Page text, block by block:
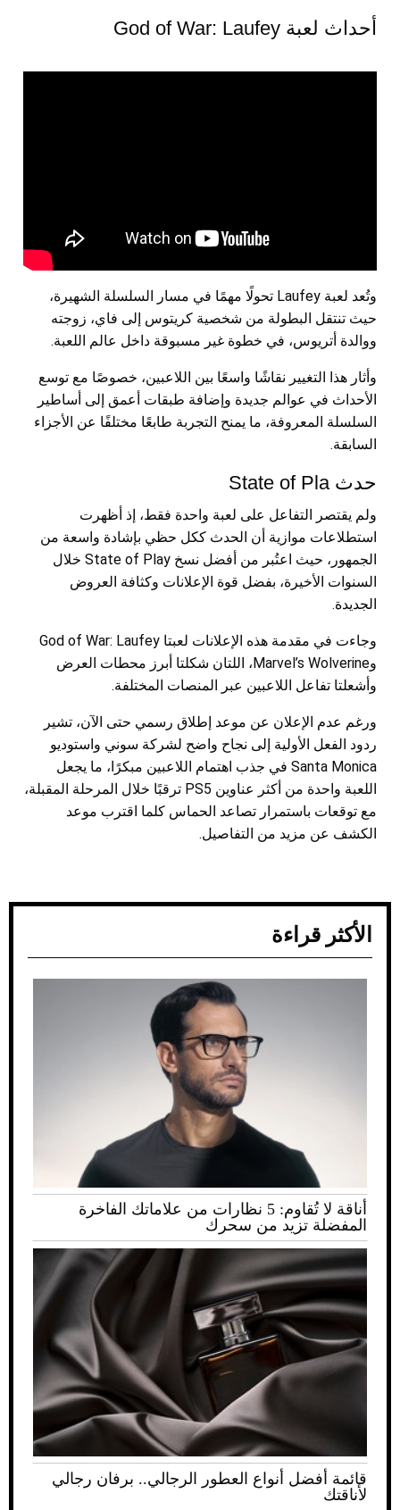
أحداث لعبة God of War: Laufey
وتُعد لعبة Laufey تحولًا مهمًا في مسار السلسلة الشهيرة،
حيث تنتقل البطولة من شخصية كريتوس إلى فاي، زوجته
ووالدة أتريوس، في خطوة غير مسبوقة داخل عالم اللعبة.
وأثار هذا التغيير نقاشًا واسعًا بين اللاعبين، خصوصًا مع توسع
الأحداث في عوالم جديدة وإضافة طبقات أعمق إلى أساطير
السلسلة المعروفة، ما يمنح التجربة طابعًا مختلفًا عن الأجزاء
السابقة.
حدث State of Pla
ولم يقتصر التفاعل على لعبة واحدة فقط، إذ أظهرت
استطلاعات موازية أن الحدث ككل حظي بإشادة واسعة من
الجمهور، حيث اعتُبر من أفضل نسخ State of Play خلال
السنوات الأخيرة، بفضل قوة الإعلانات وكثافة العروض
الجديدة.
وجاءت في مقدمة هذه الإعلانات لعبتا God of War: Laufey
وMarvel’s Wolverine، اللتان شكلتا أبرز محطات العرض
وأشعلتا تفاعل اللاعبين عبر المنصات المختلفة.
ورغم عدم الإعلان عن موعد إطلاق رسمي حتى الآن، تشير
ردود الفعل الأولية إلى نجاح واضح لشركة سوني واستوديو
Santa Monica في جذب اهتمام اللاعبين مبكرًا، ما يجعل
اللعبة واحدة من أكثر عناوين PS5 ترقبًا خلال المرحلة المقبلة،
مع توقعات باستمرار تصاعد الحماس كلما اقترب موعد
الكشف عن مزيد من التفاصيل.
الأكثر قراءة
أناقة لا تُقاوم: 5 نظارات من علاماتك الفاخرة
المفضلة تزيد من سحرك
قائمة أفضل أنواع العطور الرجالي.. برفان رجالي
لأناقتك